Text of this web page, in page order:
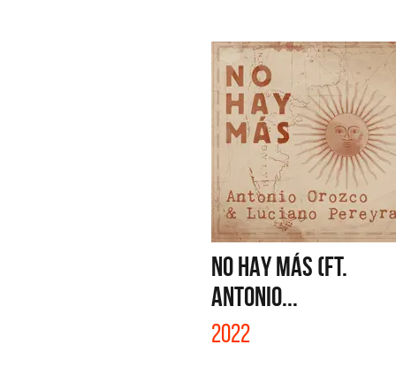
NO HAY MÁS (FT.
ANTONIO...
2022